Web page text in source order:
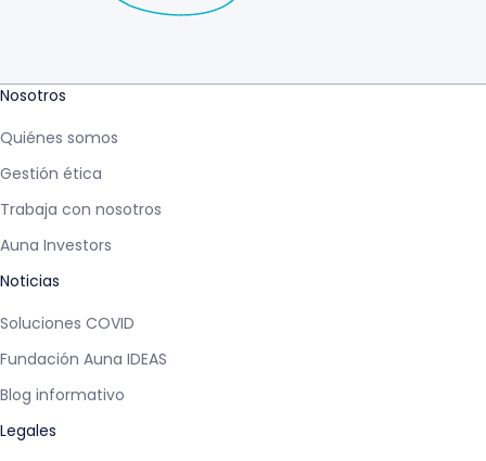
Nosotros
Quiénes somos
Gestión ética
Trabaja con nosotros
Auna Investors
Noticias
Soluciones COVID
Fundación Auna IDEAS
Blog informativo
Legales